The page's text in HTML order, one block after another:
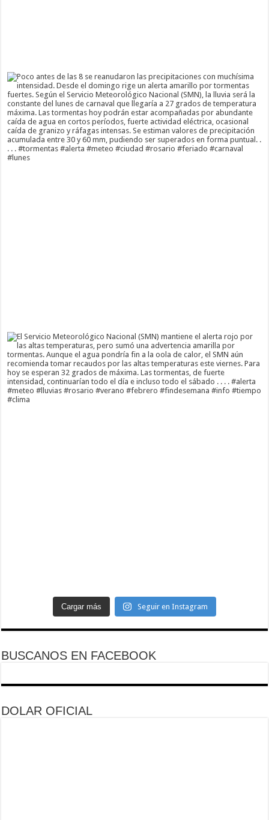
Cargar más Seguir en Instagram
BUSCANOS EN FACEBOOK
DOLAR OFICIAL